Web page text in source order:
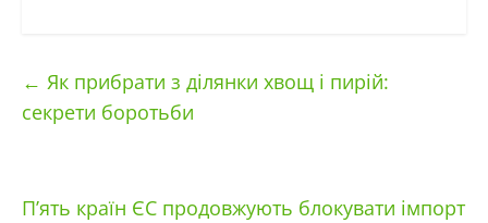
← Як прибрати з ділянки хвощ і пирій:
секрети боротьби
П’ять країн ЄС продовжують блокувати імпорт